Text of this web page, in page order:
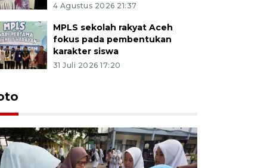
4 Agustus 2026 21:37
MPLS sekolah rakyat Aceh
fokus pada pembentukan
karakter siswa
31 Juli 2026 17:20